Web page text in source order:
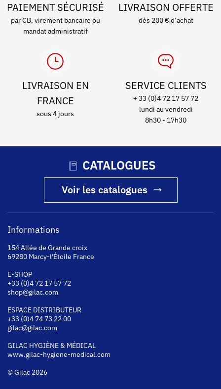
PAIEMENT SÉCURISÉ
par CB, virement bancaire ou
mandat administratif
LIVRAISON OFFERTE
dès 200 € d’achat
LIVRAISON EN
FRANCE
sous 4 jours
SERVICE CLIENTS
+ 33 (0)4 72 17 57 72
lundi au vendredi
8h30 - 17h30
CATALOGUES
Voir les catalogues
Informations
154 Allée de Grande croix
69280 Marcy-l'Étoile France
E-SHOP
+33 (0)4 72 17 57 72
shop@gilac.com
ESPACE DISTRIBUTEUR
+33 (0)4 74 73 22 00
gilac@gilac.com
GILAC HYGIÈNE & MÉDICAL
www.gilac-hygiene-medical.com
© Gilac 2026